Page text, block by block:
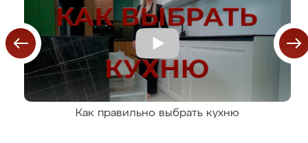
Как правильно выбрать кухню